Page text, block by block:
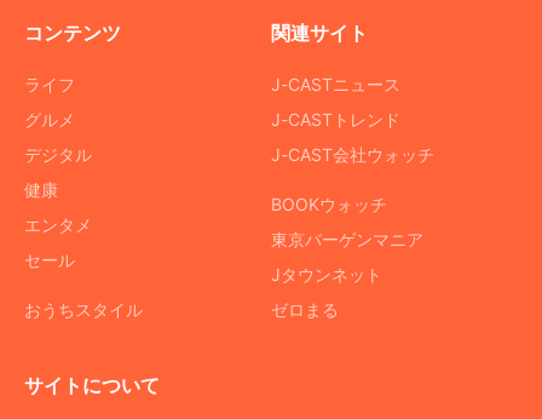
コンテンツ
ライフ
グルメ
デジタル
健康
エンタメ
セール
おうちスタイル
関連サイト
J-CASTニュース
J-CASTトレンド
J-CAST会社ウォッチ
BOOKウォッチ
東京バーゲンマニア
Jタウンネット
ゼロまる
サイトについて